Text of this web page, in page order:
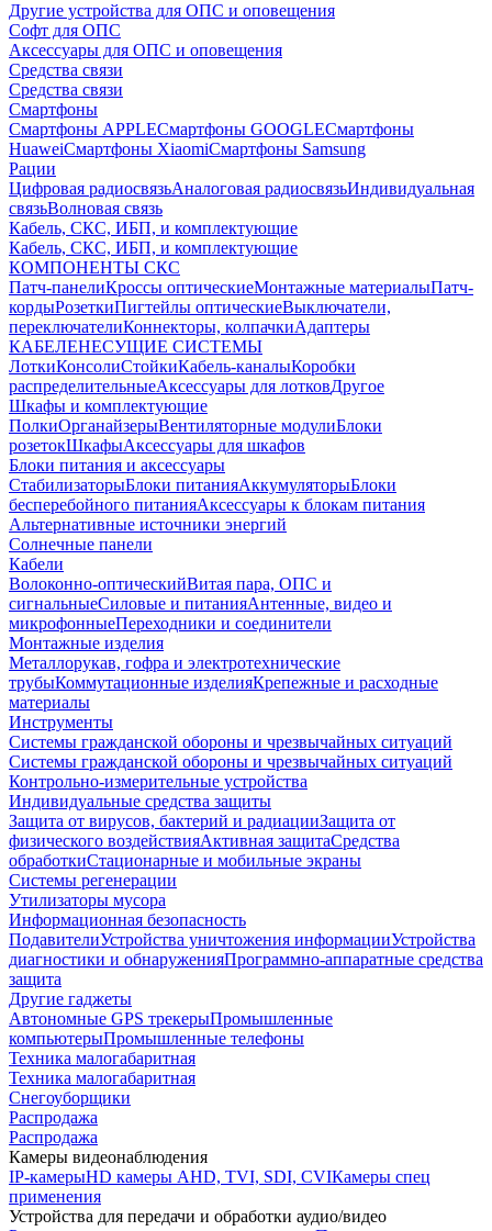
Другие устройства для ОПС и оповещения
Софт для ОПС
Аксессуары для ОПС и оповещения
Средства связи
Средства связи
Смартфоны
Смартфоны APPLEСмартфоны GOOGLEСмартфоны
HuaweiСмартфоны XiaomiСмартфоны Samsung
Рации
Цифровая радиосвязьАналоговая радиосвязьИндивидуальная
связьВолновая связь
Кабель, СКС, ИБП, и комплектующие
Кабель, СКС, ИБП, и комплектующие
КОМПОНЕНТЫ СКС
Патч-панелиКроссы оптическиеМонтажные материалыПатч-
кордыРозеткиПигтейлы оптическиеВыключатели,
переключателиКоннекторы, колпачкиАдаптеры
КАБЕЛЕНЕСУЩИЕ СИСТЕМЫ
ЛоткиКонсолиСтойкиКабель-каналыКоробки
распределительныеАксессуары для лотковДругое
Шкафы и комплектующие
ПолкиОрганайзерыВентиляторные модулиБлоки
розетокШкафыАксессуары для шкафов
Блоки питания и аксессуары
СтабилизаторыБлоки питанияАккумуляторыБлоки
бесперебойного питанияАксессуары к блокам питания
Альтернативные источники энергий
Солнечные панели
Кабели
Волоконно-оптическийВитая пара, ОПС и
сигнальныеСиловые и питанияАнтенные, видео и
микрофонныеПереходники и соединители
Монтажные изделия
Металлорукав, гофра и электротехнические
трубыКоммутационные изделияКрепежные и расходные
материалы
Инструменты
Системы гражданской обороны и чрезвычайных ситуаций
Системы гражданской обороны и чрезвычайных ситуаций
Контрольно-измерительные устройства
Индивидуальные средства защиты
Защита от вирусов, бактерий и радиацииЗащита от
физического воздействияАктивная защитаСредства
обработкиСтационарные и мобильные экраны
Системы регенерации
Утилизаторы мусора
Информационная безопасность
ПодавителиУстройства уничтожения информацииУстройства
диагностики и обнаруженияПрограммно-аппаратные средства
защита
Другие гаджеты
Автономные GPS трекерыПромышленные
компьютерыПромышленные телефоны
Техника малогабаритная
Техника малогабаритная
Снегоуборщики
Распродажа
Распродажа
Камеры видеонаблюдения
IP-камерыHD камеры AHD, TVI, SDI, CVIКамеры спец
применения
Устройства для передачи и обработки аудио/видео